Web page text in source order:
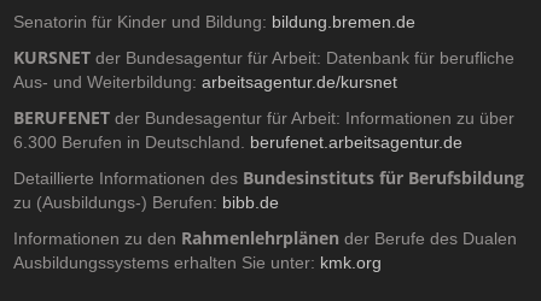
Senatorin für Kinder und Bildung: bildung.bremen.de
KURSNET der Bundesagentur für Arbeit: Datenbank für berufliche
Aus- und Weiterbildung:arbeitsagentur.de/kursnet
BERUFENET der Bundesagentur für Arbeit: Informationen zu über
6.300 Berufen in Deutschland. berufenet.arbeitsagentur.de
Detaillierte Informationen des Bundesinstituts für Berufsbildung
zu (Ausbildungs-) Berufen: bibb.de
Informationen zu den Rahmenlehrplänen der Berufe des Dualen
Ausbildungssystems erhalten Sie unter: kmk.org